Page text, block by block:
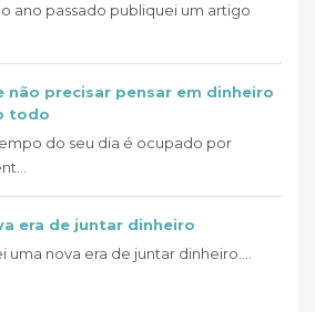
ano passado publiquei um artigo
não precisar pensar em dinheiro
todo
do seu dia é ocupado por
era de juntar dinheiro
uma nova era de juntar dinheiro....